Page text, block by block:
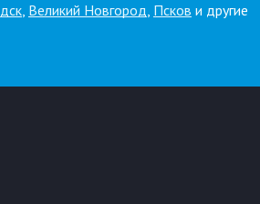
, Великий Новгород, Псков и другие